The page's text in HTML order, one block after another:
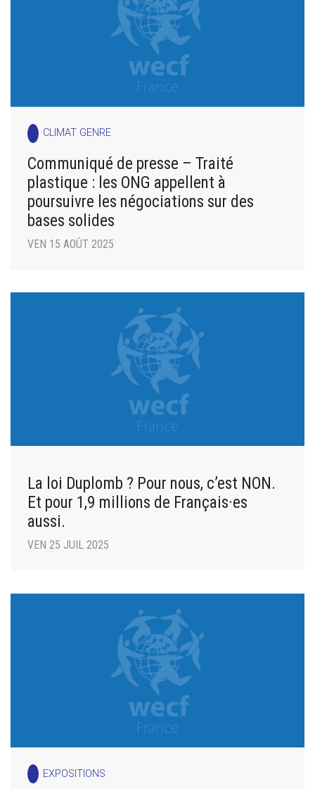
CLIMAT GENRE
Communiqué de presse – Traité
plastique : les ONG appellent à
poursuivre les négociations sur des
bases solides
VEN 15 AOÛT 2025
La loi Duplomb ? Pour nous, c’est NON.
Et pour 1,9 millions de Français·es
aussi.
VEN 25 JUIL 2025
EXPOSITIONS